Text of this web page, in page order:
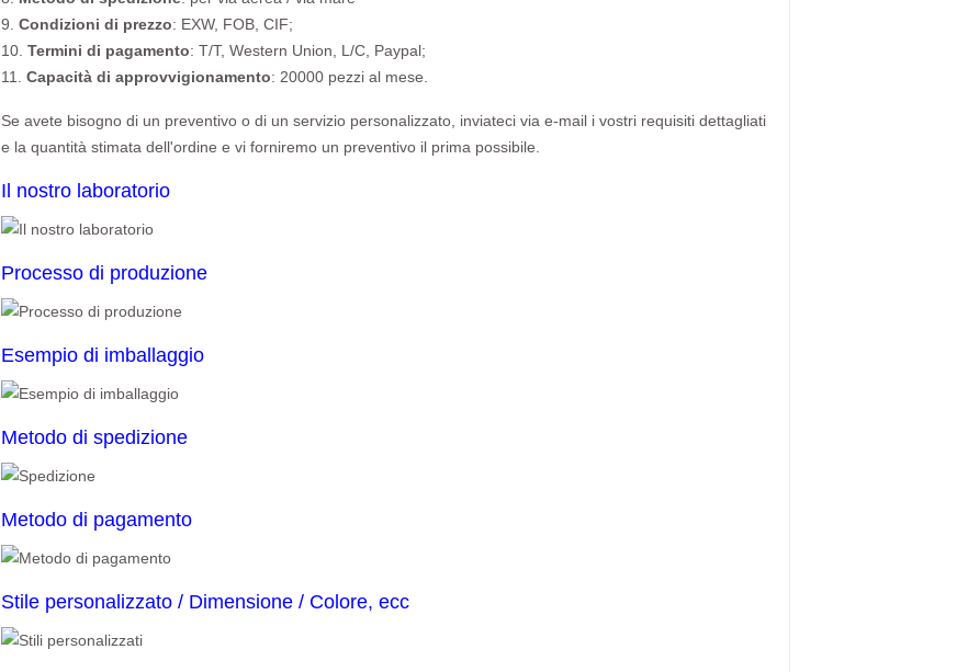
9. Condizioni di prezzo: EXW, FOB, CIF;
10. Termini di pagamento: T/T, Western Union, L/C, Paypal;
11. Capacità di approvvigionamento: 20000 pezzi al mese.
Se avete bisogno di un preventivo o di un servizio personalizzato, inviateci via e-mail i vostri requisiti dettagliati
e la quantità stimata dell'ordine e vi forniremo un preventivo il prima possibile.
Il nostro laboratorio
Processo di produzione
Esempio di imballaggio
Metodo di spedizione
Metodo di pagamento
Stile personalizzato / Dimensione / Colore, ecc